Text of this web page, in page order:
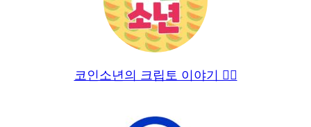
코인소년의 크립토 이야기 🙋‍♂️